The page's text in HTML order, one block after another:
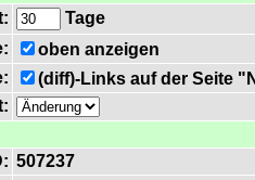
Tage
oben anzeigen
(diff)-Links auf der Seite
507237